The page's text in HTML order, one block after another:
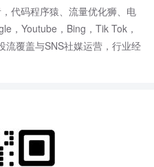
代码程序猿、流量优化狮、电
，Youtube，Bing，Tik Tok，
流覆盖与SNS社媒运营，行业经